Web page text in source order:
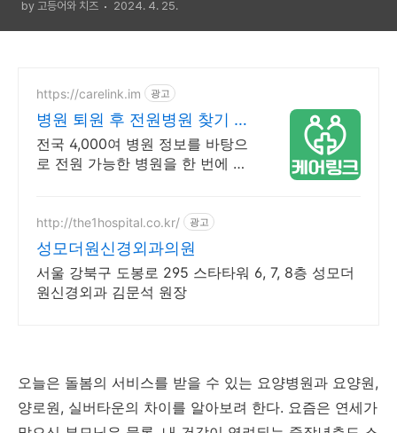
by 고등어와 치즈 2024. 4. 25.
https://carelink.im 광고
병원 퇴원 후 전원병원 찾기 케
어링크
전국 4,000여 병원 정보를 바탕으
로 전원 가능한 병원을 한 번에 확
http://the1hospital.co.kr/ 광고
성모더원신경외과의원
서울 강북구 도봉로 295 스타타워 6, 7, 8층 성모더
원신경외과 김문석 원장
오늘은 돌봄의 서비스를 받을 수 있는 요양병원과 요양원,
양로원, 실버타운의 차이를 알아보려 한다. 요즘은 연세가